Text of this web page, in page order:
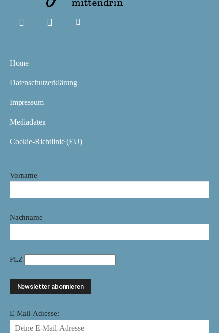
Home
Datenschutzerklärung
Impressum
Mediadaten
Cookie-Richtlinie (EU)
Vorname
Nachname
PLZ
E-Mail-Adresse: